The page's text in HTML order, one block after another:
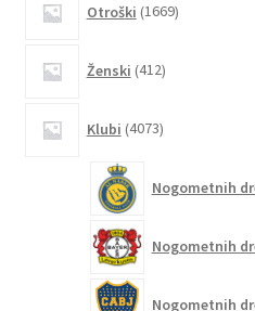
Otroški 1669izdelkov
Ženski 412izdelkov
Klubi 4073izdelkov
Nogometnih
Nogometnih
Nogometnih